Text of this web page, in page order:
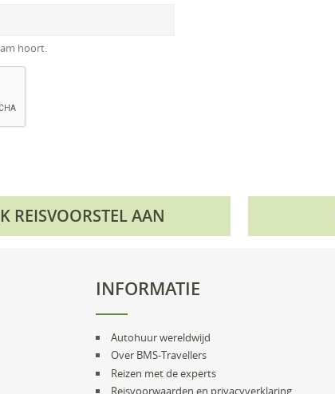
hoort.
REISVOORSTEL AAN
INFORMATIE
Autohuur wereldwijd
Over BMS-Travellers
Reizen met de experts
Reisvoorwaarden en privacyverklaring